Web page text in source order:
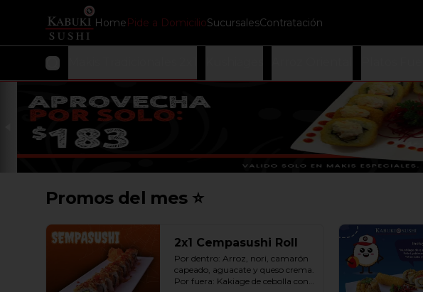
HomePide a DomicilioSucursalesContratación
Ramen
Promos del mes ⭐
2x1 Cempasushi Roll
Por dentro: Arroz, nori, camarón
capeado, aguacate y queso crema.
Por fuera: Kakiage de cebolla con